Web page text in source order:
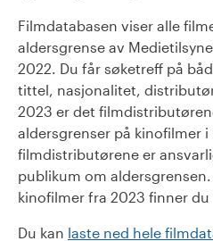
Filmdatabasen viser alle
aldersgrense av
2022. Du får søketreff på
tittel, nasjonalitet,
2023 er det
aldersgrenser på kinofilmer
filmdistributørene er
publikum om
kinofilmer fra 2023 finner du
Du kan laste ned hele